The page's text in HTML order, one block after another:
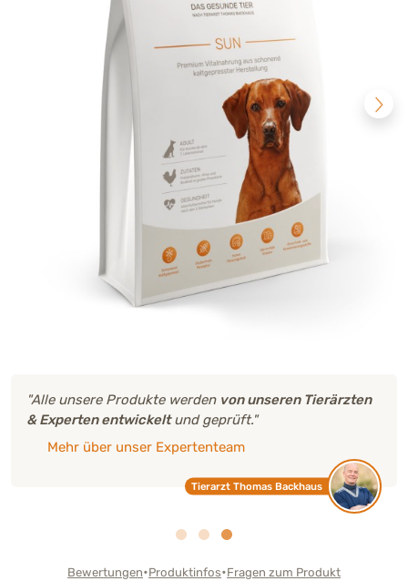
"Alle unsere Produkte werden von unseren Tierärzten
& Experten entwickeltund geprüft."
Mehr über unser Expertenteam
Tierarzt Thomas Backhaus
Bewertungen•Produktinfos•Fragen zum Produkt